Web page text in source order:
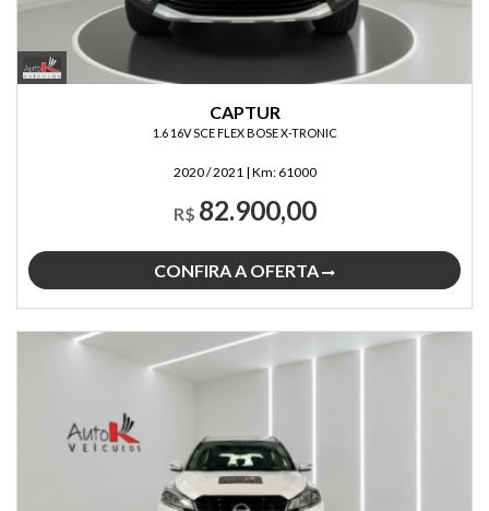
CAPTUR
1.6 16V SCE FLEX BOSE X-TRONIC
2020 / 2021 | Km: 61000
R$ 82.900,00
CONFIRA A OFERTA